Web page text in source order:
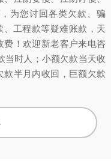
为您讨回各类欠款、骗
工程款等疑难账款，天
费！欢迎新老客户来电咨
当时人；小额欠款当天收
款半月内收回，巨额欠款